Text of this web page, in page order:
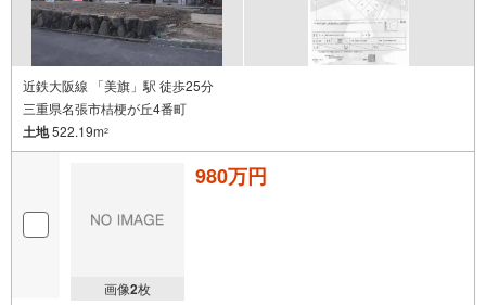
近鉄大阪線 「美旗」駅 徒歩25分
三重県名張市桔梗が丘4番町
土地522.19m2
画像2枚
980万円